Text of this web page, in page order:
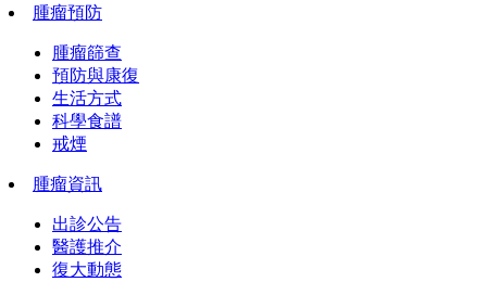
腫瘤預防
腫瘤篩查
預防與康復
生活方式
科學食譜
戒煙
腫瘤資訊
出診公告
醫護推介
復大動態